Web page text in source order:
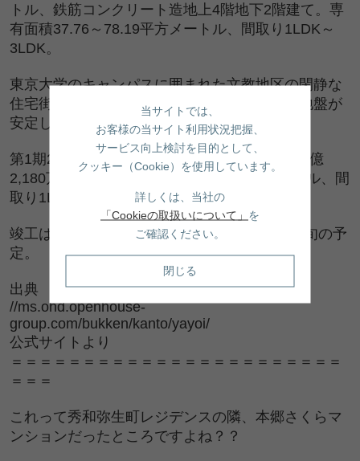
トル、鉄筋コンクリート造地上4階地下2階建て。専
有面積37.76～78.19平方メートル、間取り1LDK～
3LDK。
東京大学のキャンパスに囲まれた文教地区の閑静な
住宅街にあり、水害や地震への心配が少ない地盤が
安定した本郷台地に位置する高台立地。
第1期2次の販売戸数は6戸。価格は4,690万～1億
2,180万円。専有面積37.76～76.73平方メートル、間
取り1LDK～3LDK。
竣工は2023年4月中旬、引き渡しは同年5月中旬の予
定。
出典
//ms.ohd.openhouse-
group.com/bukken/kanto/yayoi/
公式サイトより
＝＝＝＝＝＝＝＝＝＝＝＝＝＝＝＝＝＝＝＝＝＝＝
＝＝＝
これって秀和弥生町レジデンスの隣、本郷さくらマ
ンションだったところですよね？？
当サイトでは、
お客様の当サイト利用状況把握、
サービス向上検討を目的として、
クッキー（Cookie）を使用しています。
詳しくは、当社の
「Cookieの取扱いについて」 を
ご確認ください。
閉じる